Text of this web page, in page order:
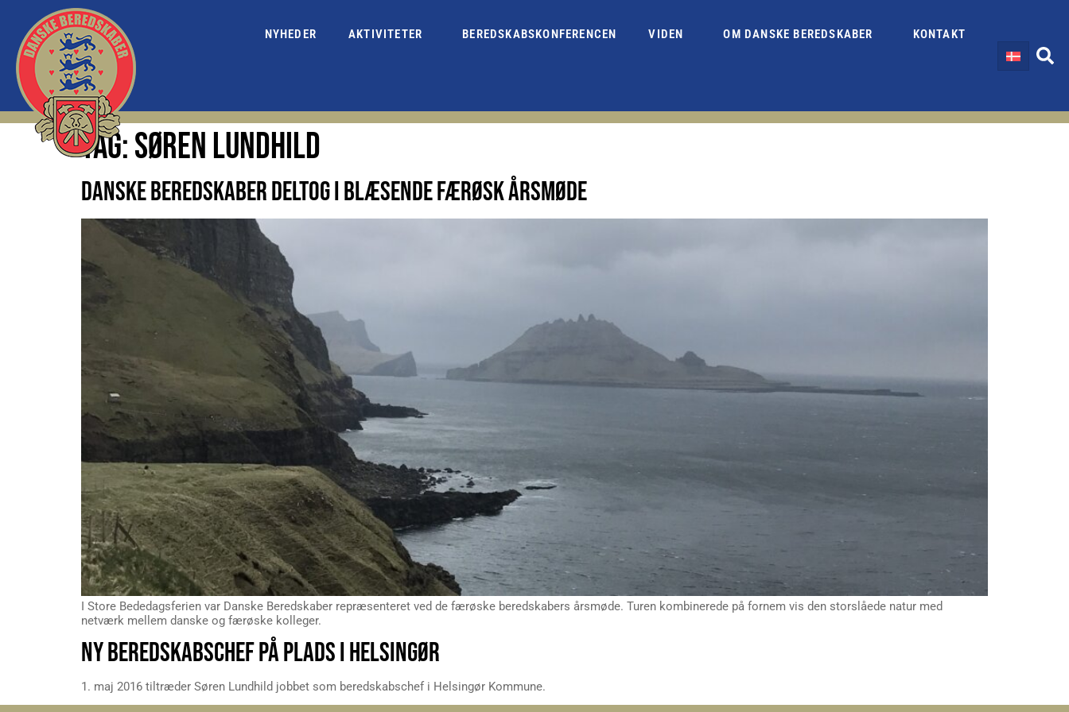
NYHEDER AKTIVITETER BEREDSKABSKONFERENCEN VIDEN OM DANSKE BEREDSKABER KONTAKT
TAG:SØREN LUNDHILD
DANSKE BEREDSKABER DELTOG I BLÆSENDE FÆRØSK ÅRSMØDE
I Store Bededagsferien var Danske Beredskaber repræsenteret ved de færøske beredskabers årsmøde. Turen kombinerede på fornem vis den storslåede natur med
netværk mellem danske og færøske kolleger.
NY BEREDSKABSCHEF PÅ PLADS I HELSINGØR
1. maj 2016 tiltræder Søren Lundhild jobbet som beredskabschef i Helsingør Kommune.